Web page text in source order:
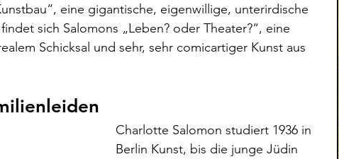
eine gigantische, eigenwillige, unterirdische
sich Salomons „Leben? oder Theater?“, eine
Schicksal und sehr, sehr comicartiger Kunst aus
Charlotte Salomon studiert 1936 in
Berlin Kunst, bis die junge Jüdin